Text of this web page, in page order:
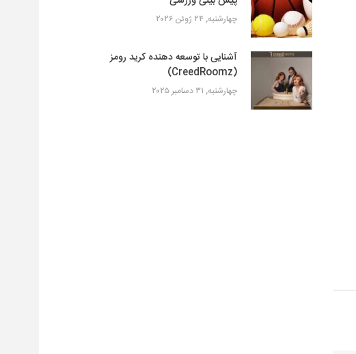
چهارشنبه, ۲۴ ژوئن ۲۰۲۶
آشنایی با توسعه دهنده کرید رومز
(CreedRoomz)
چهارشنبه, ۳۱ دسامبر ۲۰۲۵